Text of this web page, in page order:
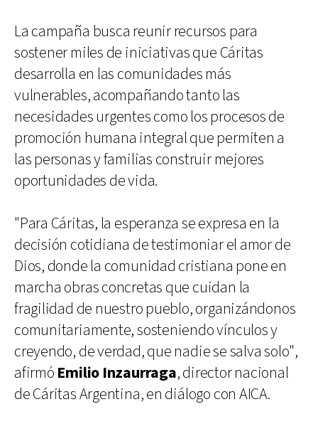
La campaña busca reunir recursos para
sostener miles de iniciativas que Cáritas
desarrolla en las comunidades más
vulnerables, acompañando tanto las
necesidades urgentes como los procesos de
promoción humana integral que permiten a
las personas y familias construir mejores
oportunidades de vida.
"Para Cáritas, la esperanza se expresa en la
decisión cotidiana de testimoniar el amor de
Dios, donde la comunidad cristiana pone en
marcha obras concretas que cuidan la
fragilidad de nuestro pueblo, organizándonos
comunitariamente, sosteniendo vínculos y
creyendo, de verdad, que nadie se salva solo",
afirmó Emilio Inzaurraga, director nacional
de Cáritas Argentina, en diálogo con AICA.